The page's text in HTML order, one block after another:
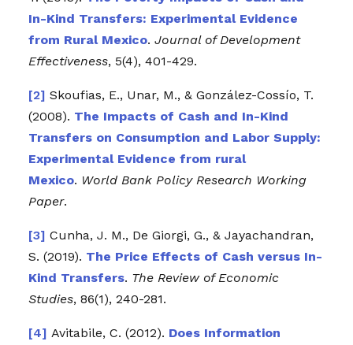
In-Kind Transfers: Experimental Evidence
from Rural Mexico. Journal of Development
Effectiveness, 5(4), 401-429.
Skoufias, E., Unar, M., & González-Cossío, T.
(2008). The Impacts of Cash and In-Kind
Transfers on Consumption and Labor Supply:
Experimental Evidence from rural
Mexico. World Bank Policy Research Working
Paper.
Cunha, J. M., De Giorgi, G., & Jayachandran,
S. (2019). The Price Effects of Cash versus In-
Kind Transfers. The Review of Economic
Studies, 86(1), 240-281.
Avitabile, C. (2012). Does Information